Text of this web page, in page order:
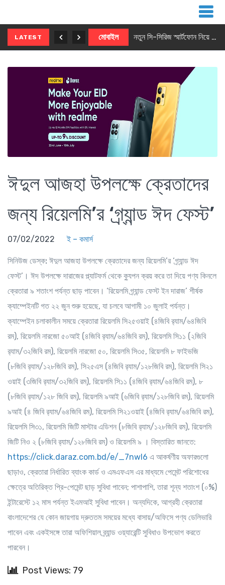
LATEST মোবাইল নতুন সি-সিরিজ স্মার্টফোন নিয়ে আসছে রিয়েলমি
ঈদুল আজহা উপলক্ষে ক্রেতাদের
জন্য রিয়েলমি’র ‘গ্র্যান্ড ঈদ ফেস্ট’
07/02/2022 ই – কমার্স
সিনিউজ ডেস্ক: ঈদুল আজহা উপলক্ষে ক্রেতাদের জন্য রিয়েলমি’র ‘গ্র্যান্ড ঈদ
ফেস্ট’। ঈদ উপলক্ষে দারাজের প্ল্যাটফর্ম থেকে ক্যুপন ক্রয় করে তা দিয়ে পণ্য কিনলে
ক্রেতারা ৯ শতাংশ পর্যন্ত ছাড় পাবেন। ‘রিয়েলমি গ্র্যান্ড ফেস্ট ইন দারাজ’ শীর্ষক
ক্যাম্পেইনটি গত ২২ জুন শুরু হয়েছে, যা চলবে আগামী ১০ জুলাই পর্যন্ত।
ক্যাম্পেইন চলাকালীন সময়ে ক্রেতারা রিয়েলমি সি২৫ওয়াই (৪জিবি র‌্যাম/৬৪জিবি
রম), রিয়েলমি নারজো ৫০আই (৪জিবি র‌্যাম/৬৪জিবি রম), রিয়েলমি সি১১ (২জিবি
র‌্যাম/৩২জিবি রম), রিয়েলমি নারজো ৫০, রিয়েলমি সি৩৫, রিয়েলমি ৮ ফাইভজি
(৮জিবি র‌্যাম/১২৮জিবি রম), সি২৫এস (৪জিবি র‌্যাম/১২৮জিবি রম), রিয়েলমি সি২১
ওয়াই (৩জিবি র‌্যাম/৩২জিবি রম), রিয়েলমি সি১১ (৪জিবি র‌্যাম/৬৪জিবি রম), ৮
(৮জিবি র‌্যাম/১২৮ জিবি রম), রিয়েলমি ৯আই (৬জিবি র‌্যাম/১২৮জিবি রম), রিয়েলমি
৯আই (৪ জিবি র‌্যাম/৬৪জিবি রম), রিয়েলমি সি২১ওয়াই (৪জিবি র‌্যাম/৬৪জিবি রম),
রিয়েলমি সি৩১, রিয়েলমি জিটি মাস্টার এডিশন (৮জিবি র‌্যাম/১২৮জিবি রম), রিয়েলমি
জিটি নিও ২ (৮জিবি র‌্যাম/১২৮জিবি রম) ও রিয়েলমি ৯ । বিস্তারিত জানতে:
https://click.daraz.com.bd/e/_7nwl6 এ আকর্ষণীয় অফারগুলো
ছাড়াও, ক্রেতারা নির্ধারিত ব্যাংক কার্ড ও এমএফএস এর মাধ্যমে পেমেন্ট পরিশোধের
ক্ষেত্রে অতিরিক্ত প্রি-পেমেন্ট ছাড় সুবিধা পাবেন; পাশাপাশি, তারা শূন্য শতাংশ (০%)
ইন্টারেস্টে ১২ মাস পর্যন্ত ইএমআই সুবিধা পাবেন। অন্যদিকে, আগ্রহী ক্রেতারা
বাংলাদেশের যে কোন জায়গায় দ্রুততম সময়ের মধ্যে বাসায়/অফিসে পণ্য ডেলিভারি
পাবেন এবং একইসঙ্গে তারা অফিশিয়াল ব্র্যান্ড ওয়্যারেন্টি সুবিধাও উপভোগ করতে
পারবেন।
Post Views: 79